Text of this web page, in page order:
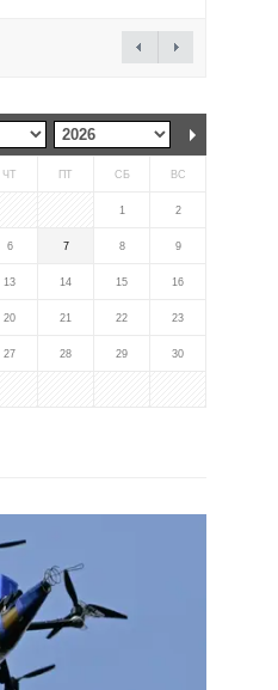
ЧТ ПТ СБ ВС
1 2
6 7 8 9
13 14 15 16
20 21 22 23
27 28 29 30